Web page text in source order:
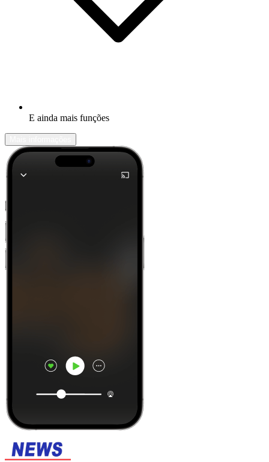
E ainda mais funções